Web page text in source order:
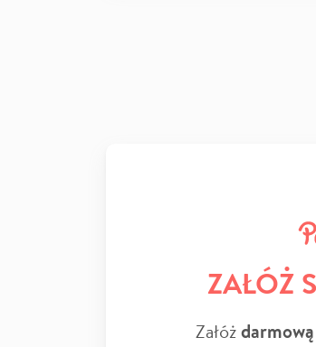
ZAŁÓŻ
Załóż